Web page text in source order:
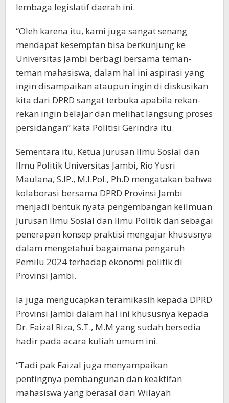
lembaga legislatif daerah ini.
“Oleh karena itu, kami juga sangat senang
mendapat kesemptan bisa berkunjung ke
Universitas Jambi berbagi bersama teman-
teman mahasiswa, dalam hal ini aspirasi yang
ingin disampaikan ataupun ingin di diskusikan
kita dari DPRD sangat terbuka apabila rekan-
rekan ingin belajar dan melihat langsung proses
persidangan” kata Politisi Gerindra itu.
Sementara itu, Ketua Jurusan Ilmu Sosial dan
Ilmu Politik Universitas Jambi, Rio Yusri
Maulana, S.IP., M.I.Pol., Ph.D mengatakan bahwa
kolaborasi bersama DPRD Provinsi Jambi
menjadi bentuk nyata pengembangan keilmuan
Jurusan Ilmu Sosial dan Ilmu Politik dan sebagai
penerapan konsep praktisi mengajar khususnya
dalam mengetahui bagaimana pengaruh
Pemilu 2024 terhadap ekonomi politik di
Provinsi Jambi.
Ia juga mengucapkan teramikasih kepada DPRD
Provinsi Jambi dalam hal ini khususnya kepada
Dr. Faizal Riza, S.T., M.M yang sudah bersedia
hadir pada acara kuliah umum ini.
“Tadi pak Faizal juga menyampaikan
pentingnya pembangunan dan keaktifan
mahasiswa yang berasal dari Wilayah